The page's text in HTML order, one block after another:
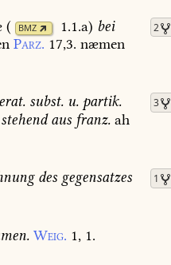
2
( BMZ 1.1.a) bei
Parz. 17,3. næmen
3
subst. u. partik.
stehendaus franz. ah
1
des gegensatzes
Weig. 1,1.